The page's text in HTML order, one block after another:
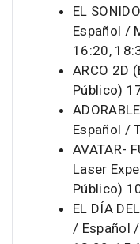
EL
Español /
16:20,
ARCO 2D
Público)
Español /
AVATAR-
Laser
Público)
EL DÍA
/ Español